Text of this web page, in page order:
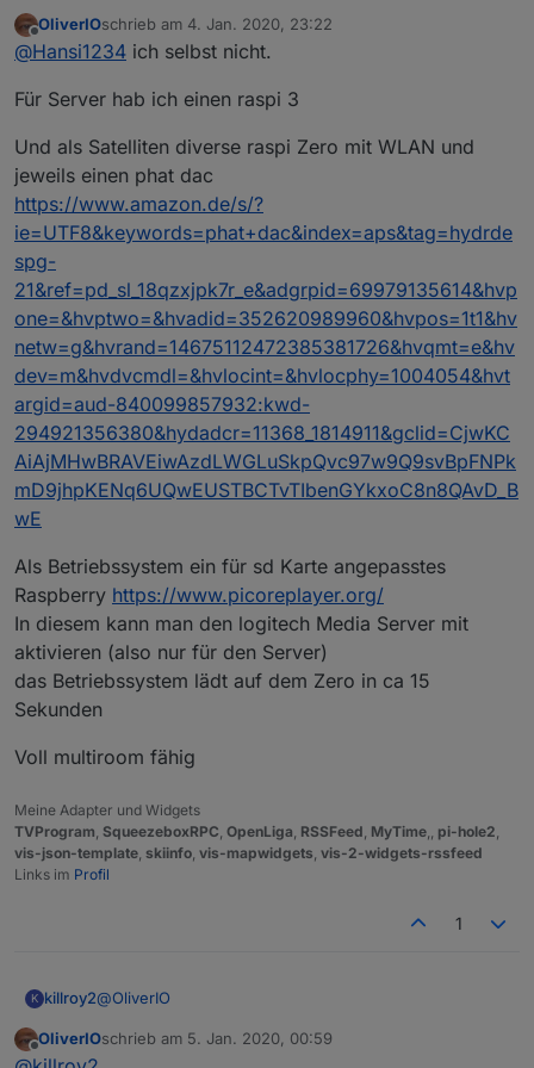
Offline
OliverIOschrieb am 4. Jan. 2020, 23:22
zuletzt editiert von
@Hansi1234 ich selbst nicht.
Für Server hab ich einen raspi 3
Und als Satelliten diverse raspi Zero mit WLAN und
jeweils einen phat dac
https://www.amazon.de/s/?
ie=UTF8&keywords=phat+dac&index=aps&tag=hydrde
spg-
21&ref=pd_sl_18qzxjpk7r_e&adgrpid=69979135614&hvp
one=&hvptwo=&hvadid=352620989960&hvpos=1t1&hv
netw=g&hvrand=14675112472385381726&hvqmt=e&hv
dev=m&hvdvcmdl=&hvlocint=&hvlocphy=1004054&hvt
argid=aud-840099857932:kwd-
294921356380&hydadcr=11368_1814911&gclid=CjwKC
AiAjMHwBRAVEiwAzdLWGLuSkpQvc97w9Q9svBpFNPk
mD9jhpKENq6UQwEUSTBCTvTIbenGYkxoC8n8QAvD_B
wE
Als Betriebssystem ein für sd Karte angepasstes
Raspberry https://www.picoreplayer.org/
In diesem kann man den logitech Media Server mit
aktivieren (also nur für den Server)
das Betriebssystem lädt auf dem Zero in ca 15
Sekunden
Voll multiroom fähig
Meine Adapter und Widgets
TVProgram SqueezeboxRPC OpenLiga RSSFeed MyTime pi-hole2
vis-json-template skiinfo vis-mapwidgets vis-2-widgets-rssfeed
Links im Profil
1
K killroy2@OliverIO
eigentlich alles default
Offline
OliverIOschrieb am 5. Jan. 2020, 00:59
zuletzt editiert von